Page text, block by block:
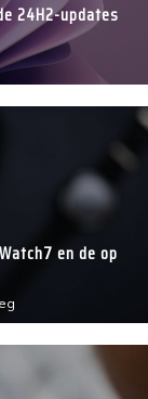
24H2-updates
en de op